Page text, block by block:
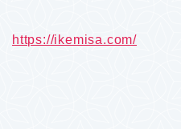
https://ikemisa.com/